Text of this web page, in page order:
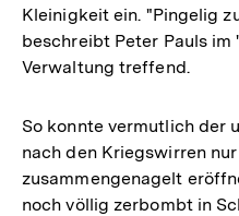
Kleinigkeit ein. "Pingelig
beschreibt Peter Pauls
Verwaltung treffend.
So konnte vermutlich der
nach den Kriegswirren
zusammengenagelt
noch völlig zerbombt in